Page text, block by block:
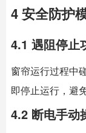
4 安全防护
4.1 遇阻停止
窗帘运行过程中
即停止运行，避
4.2 断电手动